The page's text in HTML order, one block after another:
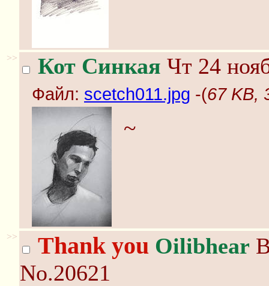
>> Кот Синкая Чт 24
Файл: scetch011.jpg -(67 KB,
~
>> Thank you Oilibhear
No.20621